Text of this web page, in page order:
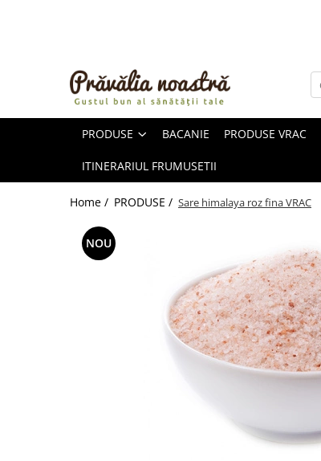
ULEIURI ȘI UNTURI
FRUCTE DESHIDRATATE
FRUCTE LA CONSERVĂ
OȚETURI ȘI SOSURI
PRODUSE BACANIE PRODUSE VRAC
ITINERARIUL FRUMUSETII
Home / PRODUSE / Sare himalaya roz fina VRAC
NOU